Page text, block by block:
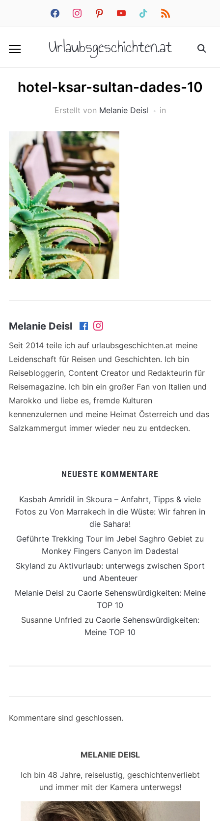
facebookinstagrampinterestyoutube tiktok rss
Urlaubsgeschichten.at
hotel-ksar-sultan-dades-10
Erstellt von Melanie Deisl in
Melanie Deisl
Seit 2014 teile ich auf urlaubsgeschichten.at meine
Leidenschaft für Reisen und Geschichten. Ich bin
Reisebloggerin, Content Creator und Redakteurin für
Reisemagazine. Ich bin ein großer Fan von Italien und
Marokko und liebe es, fremde Kulturen
kennenzulernen und meine Heimat Österreich und das
Salzkammergut immer wieder neu zu entdecken.
NEUESTE KOMMENTARE
Kasbah Amridil in Skoura – Anfahrt, Tipps & viele
Fotoszu Von Marrakech in die Wüste: Wir fahren in
die Sahara!
Geführte Trekking Tour im Jebel Saghro Gebiet zu
Monkey Fingers Canyon im Dadestal
Skyland zu Aktivurlaub: unterwegs zwischen Sport
und Abenteuer
Melanie Deisl zu Caorle Sehenswürdigkeiten: Meine
TOP 10
Susanne Unfried zu Caorle Sehenswürdigkeiten:
Meine TOP 10
Kommentare sind geschlossen.
MELANIE DEISL
Ich bin 48 Jahre, reiselustig, geschichtenverliebt
und immer mit der Kamera unterwegs!